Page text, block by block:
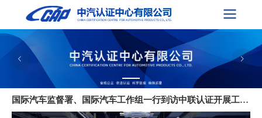
中汽认证举办2026年度审核/检查员工作暨培训会议
国际汽车监督署、国际汽车工作组一行到访中联认证开展工作交流
中联认证获得IATF 16949：2016认证资质 开启公司汽车行业质量认证新篇章